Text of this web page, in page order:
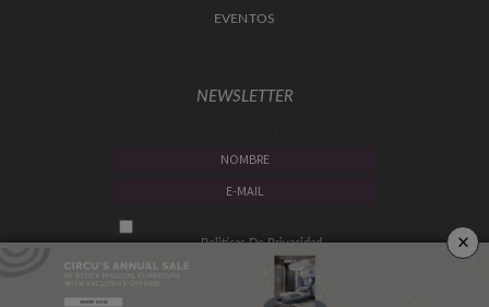
EVENTOS
NEWSLETTER
aceptaPoliticas De Privacidad. ×